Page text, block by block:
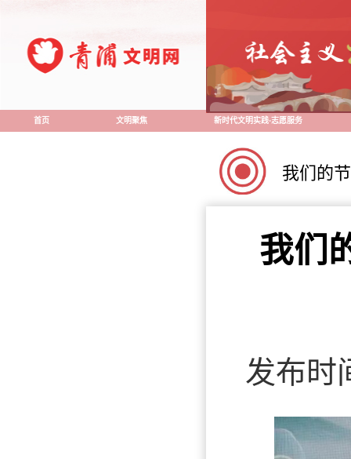
首页 文明聚焦 新时代文明实践·志愿服务
我们的
我们
发布时